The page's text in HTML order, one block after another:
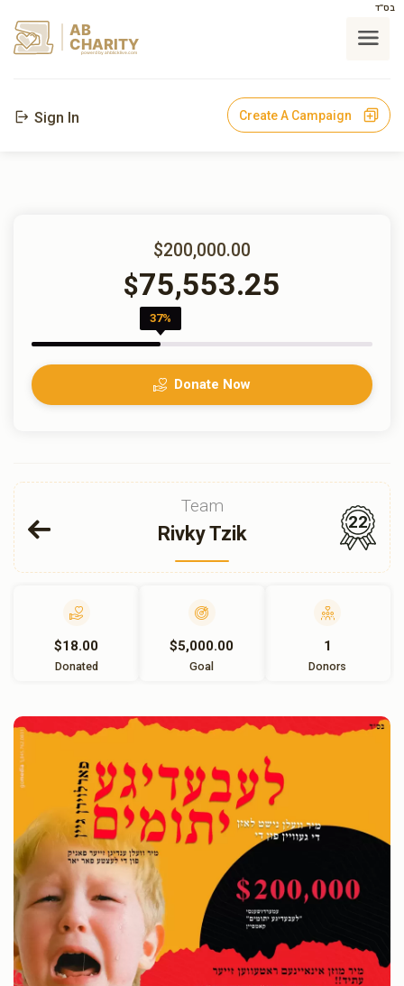
בס"ד
AB
CHARITY
powerd by ahblicklive.com
Sign In Create A Campaign
$200,000.00
$75,553.25
37%
Donate Now
Team
Rivky Tzik
22
$18.00
Donated
$5,000.00
Goal
1
Donors